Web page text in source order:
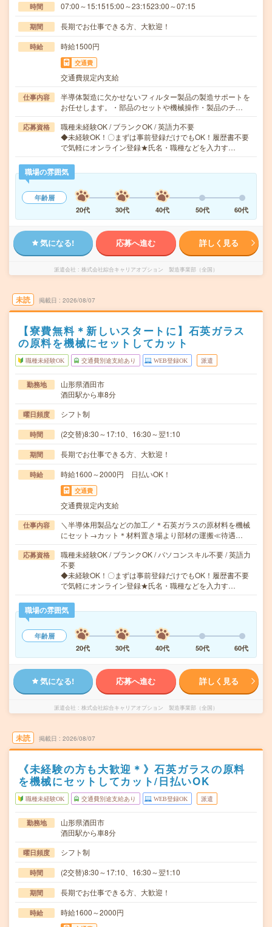
時間 07:00～15:1515:00～23:1523:00～07:15
期間 長期でお仕事できる方、大歓迎！
時給 時給1500円
交通費
交通費規定内支給
仕事内容
半導体製造に欠かせないフィルター製品の製造サポートを
お任せします。・部品のセットや機械操作・製品のチ…
応募資格
職種未経験OK / ブランクOK / 英語力不要
◆未経験OK！〇まずは事前登録だけでもOK！履歴書不要
で気軽にオンライン登録★氏名・職種などを入力す…
職場の雰囲気
年齢層
20代
30代 40代 50代 60代
気になる! 応募へ進む 詳しく見る
派遣会社 株式会社綜合キャリアオプション 製造事業部（全国）
未読 掲載日 2026/08/07
【寮費無料＊新しいスタートに】石英ガラス
の原料を機械にセットしてカット
職種未経験OK 交通費別途支給あり WEB登録OK 派遣
勤務地
山形県酒田市
酒田駅から車8分
曜日頻度 シフト制
時間 (2交替)8:30～17:10、16:30～翌1:10
期間 長期でお仕事できる方、大歓迎！
時給 時給1600～2000円 日払いOK！
交通費
交通費規定内支給
仕事内容
＼半導体用製品などの加工／＊石英ガラスの原材料を機械
にセット→カット＊材料置き場より部材の運搬≪待遇…
応募資格
職種未経験OK / ブランクOK / パソコンスキル不要 / 英語力
不要
◆未経験OK！〇まずは事前登録だけでもOK！履歴書不要
で気軽にオンライン登録★氏名・職種などを入力す…
職場の雰囲気
年齢層
20代
30代 40代 50代 60代
気になる! 応募へ進む 詳しく見る
派遣会社 株式会社綜合キャリアオプション 製造事業部（全国）
未読 掲載日 2026/08/07
《未経験の方も大歓迎＊》石英ガラスの原料
を機械にセットしてカット/日払いOK
職種未経験OK 交通費別途支給あり WEB登録OK 派遣
勤務地
山形県酒田市
酒田駅から車8分
曜日頻度 シフト制
時間 (2交替)8:30～17:10、16:30～翌1:10
期間 長期でお仕事できる方、大歓迎！
時給 時給1600～2000円